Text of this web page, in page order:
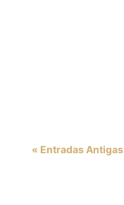
« Entradas Antigas